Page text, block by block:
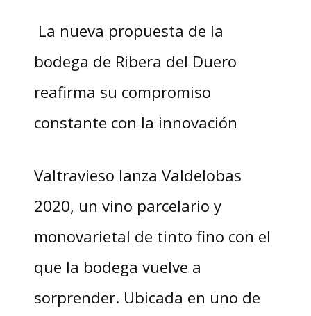
La nueva propuesta de la
bodega de Ribera del Duero
reafirma su compromiso
constante con la innovación
Valtravieso lanza Valdelobas
2020, un vino parcelario y
monovarietal de tinto fino con el
que la bodega vuelve a
sorprender. Ubicada en uno de